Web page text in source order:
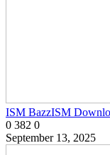
ISM BazzISM
0 382 0
September 13, 2025